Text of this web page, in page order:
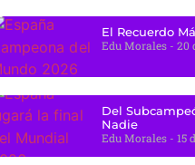
El Recuerdo
Edu Morales
20
Del
Nadie
Edu Morales
15